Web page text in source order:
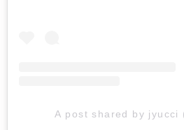
A post shared by jyucci